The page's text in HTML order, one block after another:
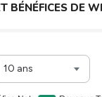
BÉNÉFICES DE
10 ans